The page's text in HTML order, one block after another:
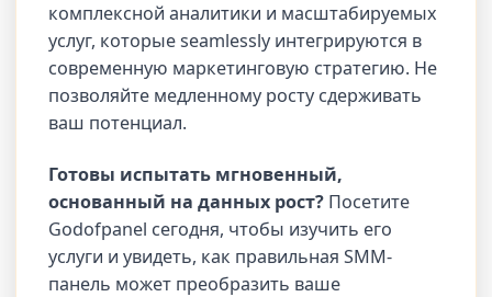
комплексной аналитики и масштабируемых
услуг, которые seamlessly интегрируются в
современную маркетинговую стратегию. Не
позволяйте медленному росту сдерживать
ваш потенциал.
Готовы испытать мгновенный,
основанный на данных рост? Посетите
Godofpanel сегодня, чтобы изучить его
услуги и увидеть, как правильная SMM-
панель может преобразить ваше